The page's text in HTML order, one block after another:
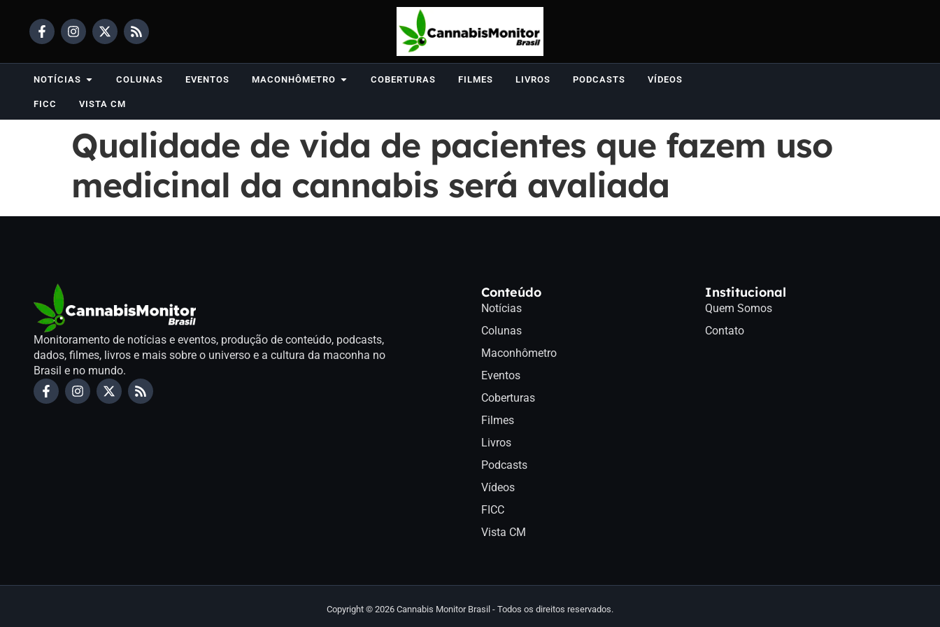
NOTÍCIAS COLUNAS EVENTOS MACONHÔMETRO COBERTURAS FILMES LIVROS PODCASTS VÍDEOS
FICC VISTA CM
Qualidade de vida de pacientes que fazem uso
medicinal da cannabis será avaliada
Monitoramento de notícias e eventos, produção de conteúdo, podcasts,
dados, filmes, livros e mais sobre o universo e a cultura da maconha no
Brasil e no mundo.
Conteúdo
Notícias
Colunas
Maconhômetro
Eventos
Coberturas
Filmes
Livros
Podcasts
Vídeos
FICC
Vista CM
Institucional
Quem Somos
Contato
Copyright © 2026 Cannabis Monitor Brasil - Todos os direitos reservados.